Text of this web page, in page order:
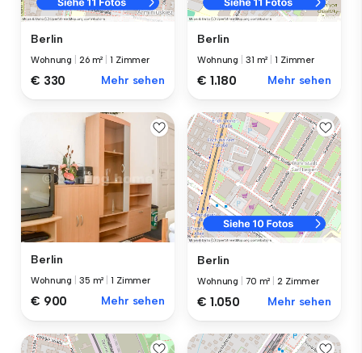
Berlin
Wohnung 26 m² |1 Zimmer
€ 330 Mehr sehen
Berlin
Wohnung 31 m² |1 Zimmer
€ 1.180 Mehr sehen
Berlin
Wohnung 35 m² |1 Zimmer
€ 900 Mehr sehen
Berlin
Wohnung 70 m² |2 Zimmer
€ 1.050 Mehr sehen